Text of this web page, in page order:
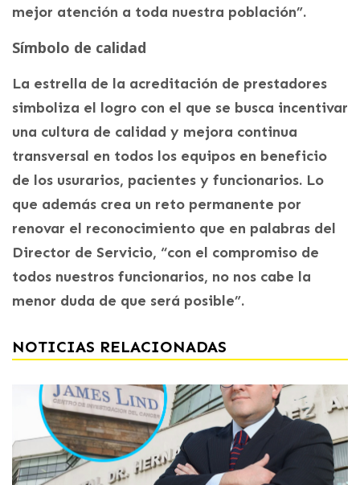
mejor atención a toda nuestra población”.
Símbolo de calidad
La estrella de la acreditación de prestadores
simboliza el logro con el que se busca incentivar
una cultura de calidad y mejora continua
transversal en todos los equipos en beneficio
de los usurarios, pacientes y funcionarios. Lo
que además crea un reto permanente por
renovar el reconocimiento que en palabras del
Director de Servicio, “con el compromiso de
todos nuestros funcionarios, no nos cabe la
menor duda de que será posible”.
NOTICIAS RELACIONADAS